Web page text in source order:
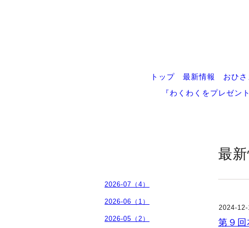
トップ 最新情報 おひ
『わくわくをプレゼン
最
2024-
第９回
2026-07（4）
2026-06（1）
2026-05（2）